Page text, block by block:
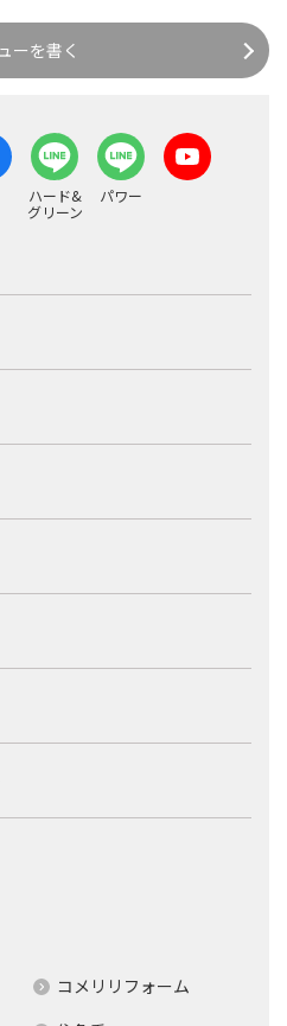
ーを書く
ハード&
グリーン
パワー
コメリリフォーム